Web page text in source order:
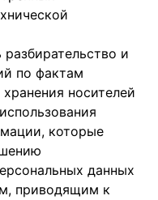
и
по фактам
носителей
которые
данных
приводящим к